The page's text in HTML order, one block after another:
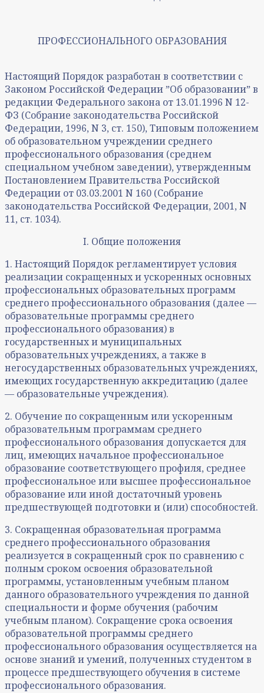
ПРОФЕССИОНАЛЬНОГО ОБРАЗОВАНИЯ
Настоящий Порядок разработан в соответствии с
Законом Российской Федерации ˮОб образованииˮ в
редакции Федерального закона от 13.01.1996 N 12-
ФЗ (Собрание законодательства Российской
Федерации, 1996, N 3, ст. 150), Типовым положением
об образовательном учреждении среднего
профессионального образования (среднем
специальном учебном заведении), утвержденным
Постановлением Правительства Российской
Федерации от 03.03.2001 N 160 (Собрание
законодательства Российской Федерации, 2001, N
11, ст. 1034).
I. Общие положения
1. Настоящий Порядок регламентирует условия
реализации сокращенных и ускоренных основных
профессиональных образовательных программ
среднего профессионального образования (далее —
образовательные программы среднего
профессионального образования) в
государственных и муниципальных
образовательных учреждениях, а также в
негосударственных образовательных учреждениях,
имеющих государственную аккредитацию (далее
— образовательные учреждения).
2. Обучение по сокращенным или ускоренным
образовательным программам среднего
профессионального образования допускается для
лиц, имеющих начальное профессиональное
образование соответствующего профиля, среднее
профессиональное или высшее профессиональное
образование или иной достаточный уровень
предшествующей подготовки и (или) способностей.
3. Сокращенная образовательная программа
среднего профессионального образования
реализуется в сокращенный срок по сравнению с
полным сроком освоения образовательной
программы, установленным учебным планом
данного образовательного учреждения по данной
специальности и форме обучения (рабочим
учебным планом). Сокращение срока освоения
образовательной программы среднего
профессионального образования осуществляется на
основе знаний и умений, полученных студентом в
процессе предшествующего обучения в системе
профессионального образования.